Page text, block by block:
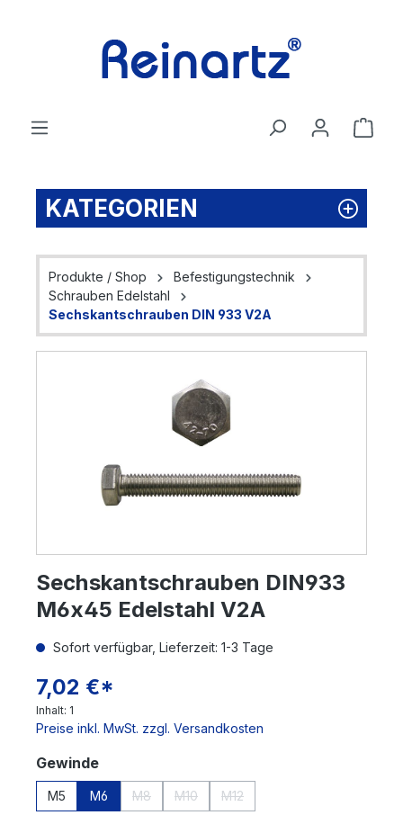
KATEGORIEN
Produkte / Shop
Befestigungstechnik
Schrauben Edelstahl
Sechskantschrauben DIN 933 V2A
Sechskantschrauben DIN933
M6x45 Edelstahl V2A
Sofort verfügbar, Lieferzeit: 1-3 Tage
7,02 €*
Inhalt: 1
Preise inkl. MwSt. zzgl. Versandkosten
Gewindeauswählen
M5 M6 M8 M10 M12